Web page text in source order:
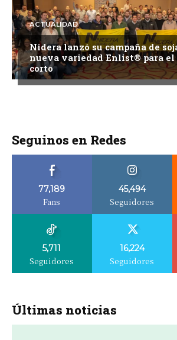
ACTUALIDAD
Nidera lanzó su campaña de
nueva variedad Enlist® para el
corto
Seguinos en Redes
77,189
Fans
45,494
Seguidores
5,711
Seguidores
16,224
Seguidores
Últimas noticias